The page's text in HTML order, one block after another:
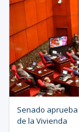
Senado
de la Vivienda